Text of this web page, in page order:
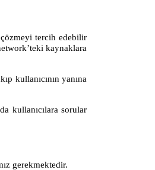
tercih edebilir
kaynaklara
kullanıcının yanına
kullanıcılara sorular
gerekmektedir.